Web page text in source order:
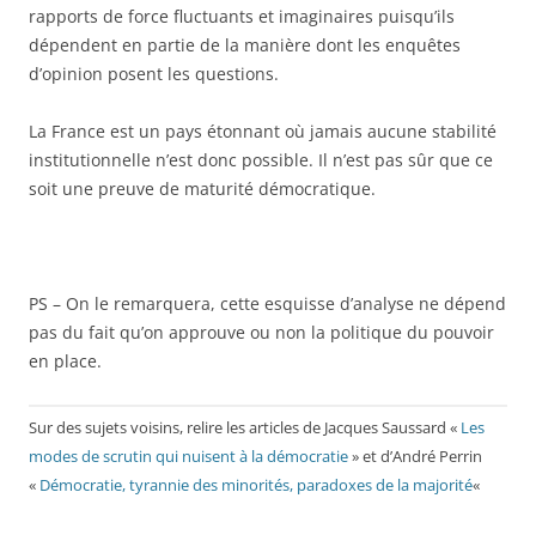
rapports de force fluctuants et imaginaires puisqu’ils
dépendent en partie de la manière dont les enquêtes
d’opinion posent les questions.
La France est un pays étonnant où jamais aucune stabilité
institutionnelle n’est donc possible. Il n’est pas sûr que ce
soit une preuve de maturité démocratique.
PS – On le remarquera, cette esquisse d’analyse ne dépend
pas du fait qu’on approuve ou non la politique du pouvoir
en place.
Sur des sujets voisins, relire les articles de Jacques Saussard « Les
modes de scrutin qui nuisent à la démocratie» et d’André Perrin
« Démocratie, tyrannie des minorités, paradoxes de la majorité«